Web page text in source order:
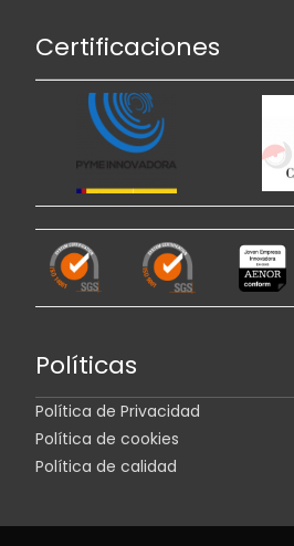
Certificaciones
Políticas
Política de Privacidad
Política de cookies
Política de calidad